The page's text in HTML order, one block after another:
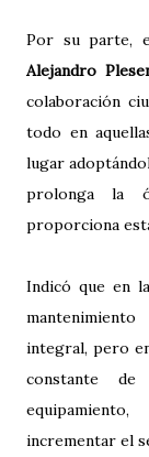
Por su parte,
Alejandro
colaboración
todo en
lugar
prolonga la
proporciona
Indicó que en
integral, pero
constante
incrementar el